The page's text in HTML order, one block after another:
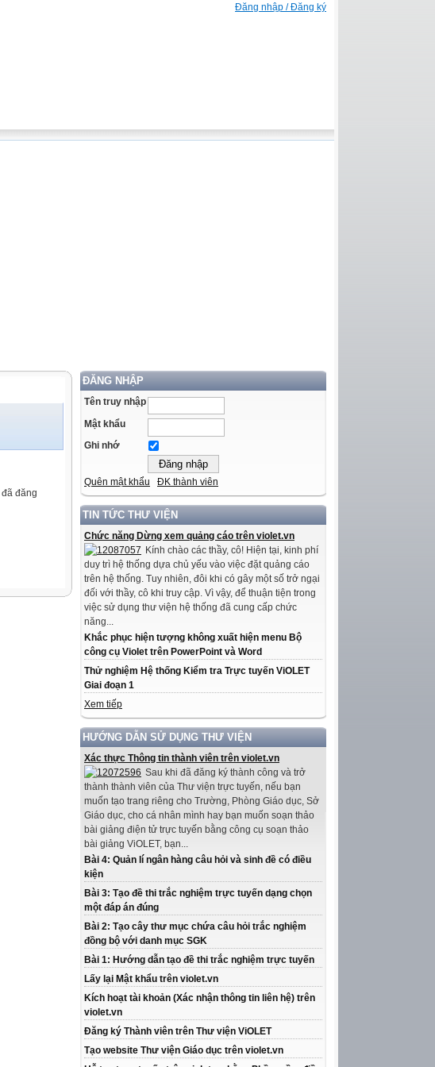
Đăng nhập / Đăng ký
ĐĂNG NHẬP
Tên truy nhập
Mật khẩu
Ghi nhớ
Quên mật khẩu ĐK thành viên
TIN TỨC THƯ VIỆN
Chức năng Dừng xem quảng cáo trên violet.vn
Kính chào các thầy, cô! Hiện tại, kinh phí
duy trì hệ thống dựa chủ yếu vào việc đặt quảng cáo
trên hệ thống. Tuy nhiên, đôi khi có gây một số trở ngại
đối với thầy, cô khi truy cập. Vì vậy, để thuận tiện trong
việc sử dụng thư viện hệ thống đã cung cấp chức
năng...
Khắc phục hiện tượng không xuất hiện menu Bộ
công cụ Violet trên PowerPoint và Word
Thử nghiệm Hệ thống Kiểm tra Trực tuyến ViOLET
Giai đoạn 1
Xem tiếp
HƯỚNG DẪN SỬ DỤNG THƯ VIỆN
Xác thực Thông tin thành viên trên violet.vn
Sau khi đã đăng ký thành công và trở
thành thành viên của Thư viện trực tuyến, nếu bạn
muốn tạo trang riêng cho Trường, Phòng Giáo dục, Sở
Giáo dục, cho cá nhân mình hay bạn muốn soạn thảo
bài giảng điện tử trực tuyến bằng công cụ soạn thảo
bài giảng ViOLET, bạn...
Bài 4: Quản lí ngân hàng câu hỏi và sinh đề có điều
kiện
Bài 3: Tạo đề thi trắc nghiệm trực tuyến dạng chọn
một đáp án đúng
Bài 2: Tạo cây thư mục chứa câu hỏi trắc nghiệm
đồng bộ với danh mục SGK
Bài 1: Hướng dẫn tạo đề thi trắc nghiệm trực tuyến
Lấy lại Mật khẩu trên violet.vn
Kích hoạt tài khoản (Xác nhận thông tin liên hệ) trên
violet.vn
Đăng ký Thành viên trên Thư viện ViOLET
Tạo website Thư viện Giáo dục trên violet.vn
đăng